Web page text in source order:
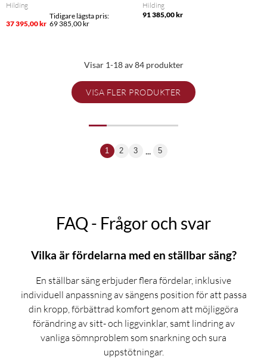
Hilding
37 395,00 kr 69 385,00 kr
Hilding
91 385,00 kr
Visar 1-18 av 84 produkter
VISA FLER PRODUKTER
1 2 3 ... 5
FAQ - Frågor och svar
Vilka är fördelarna med en ställbar säng?
En ställbar säng erbjuder flera fördelar, inklusive
individuell anpassning av sängens position för att passa
din kropp, förbättrad komfort genom att möjliggöra
förändring av sitt- och liggvinklar, samt lindring av
vanliga sömnproblem som snarkning och sura
uppstötningar.